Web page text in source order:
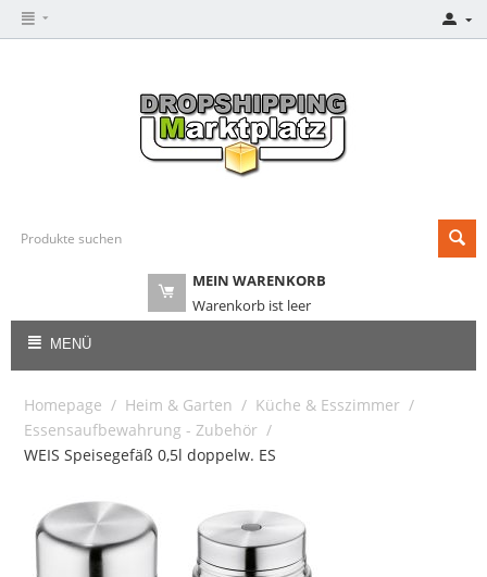
MEIN WARENKORB
Warenkorb ist leer
MENÜ
Homepage / Heim & Garten / Küche & Esszimmer /
Essensaufbewahrung - Zubehör /
WEIS Speisegefäß 0,5l doppelw. ES